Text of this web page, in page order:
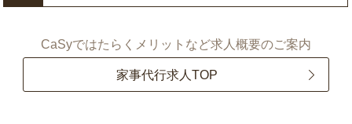
CaSyではたらくメリットなど求人概要のご案内
家事代行求人TOP